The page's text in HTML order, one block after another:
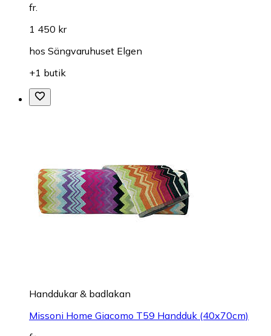
fr.
1 450 kr
hos Sängvaruhuset Elgen
+1 butik
Handdukar & badlakan
Missoni Home Giacomo T59 Handduk (40x70cm)